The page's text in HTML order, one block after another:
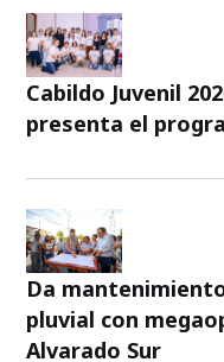
Cabildo Juvenil
presenta el
Da
pluvial con
Alvarado Sur